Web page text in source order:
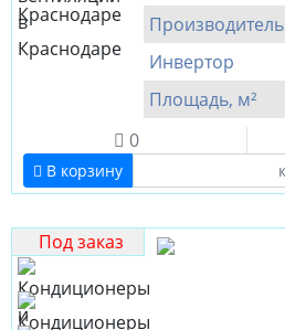
Производитель
Инвертор
Площадь, м²
0
В корзину
Под заказ